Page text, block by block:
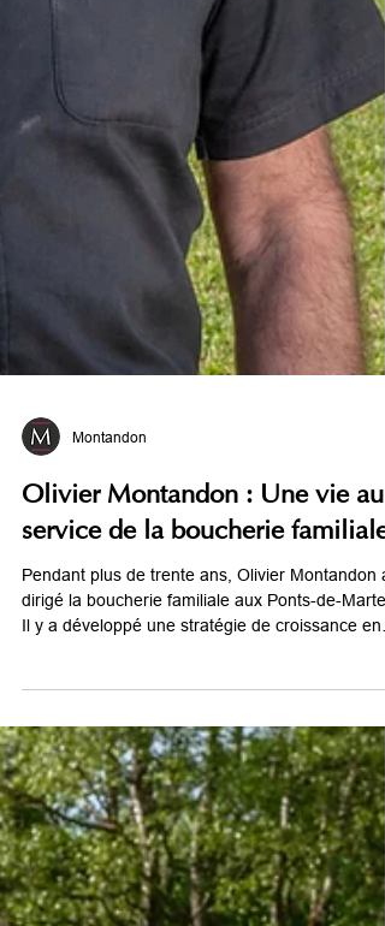
Montandon
Olivier Montandon : Une vie au
service de la boucherie familiale
Pendant plus de trente ans, Olivier Montandon a
un lien fort avec les éleveurs locaux. Il partage
aujourd’hui sa vision d’un métier de terrain et
d’une entreprise proche de ses équipes et de
racines.